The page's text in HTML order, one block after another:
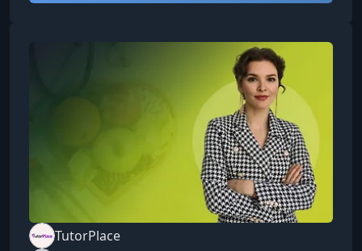
легко разобраться в принципах здорового
питания и применить их в реальной жизни.
Основные группы продуктов и их роль в
организме Ка
TutorPlace